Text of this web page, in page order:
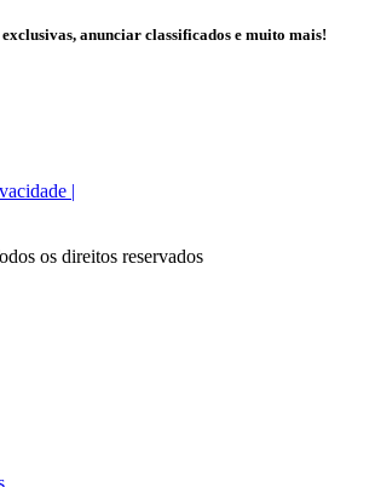
anunciar classificados e muito mais!
|
os direitos reservados